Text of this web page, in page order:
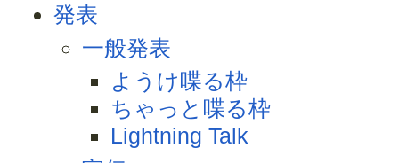
発表
一般発表
ようけ喋る枠
ちゃっと喋る枠
Lightning Talk